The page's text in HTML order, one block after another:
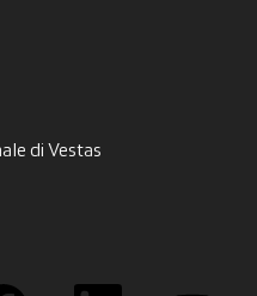
di Vestas
S